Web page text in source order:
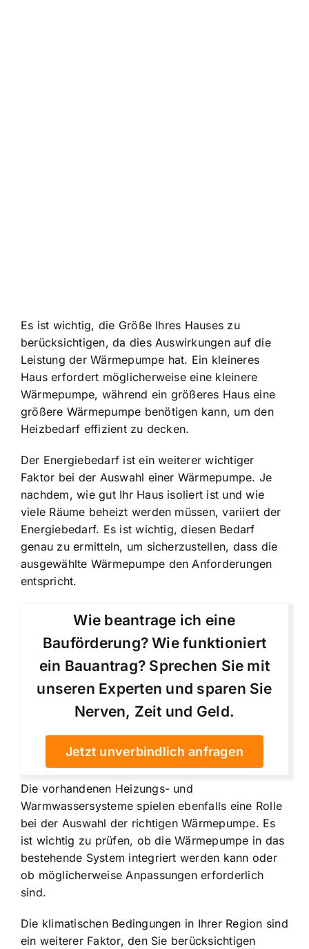
Es ist wichtig, die Größe Ihres Hauses zu
berücksichtigen, da dies Auswirkungen auf die
Leistung der Wärmepumpe hat. Ein kleineres
Haus erfordert möglicherweise eine kleinere
Wärmepumpe, während ein größeres Haus eine
größere Wärmepumpe benötigen kann, um den
Heizbedarf effizient zu decken.
Der Energiebedarf ist ein weiterer wichtiger
Faktor bei der Auswahl einer Wärmepumpe. Je
nachdem, wie gut Ihr Haus isoliert ist und wie
viele Räume beheizt werden müssen, variiert der
Energiebedarf. Es ist wichtig, diesen Bedarf
genau zu ermitteln, um sicherzustellen, dass die
ausgewählte Wärmepumpe den Anforderungen
entspricht.
Wie beantrage ich eine
Bauförderung? Wie funktioniert
ein Bauantrag? Sprechen Sie mit
unseren Experten und sparen Sie
Nerven, Zeit und Geld.
Jetzt unverbindlich anfragen
Die vorhandenen Heizungs- und
Warmwassersysteme spielen ebenfalls eine Rolle
bei der Auswahl der richtigen Wärmepumpe. Es
ist wichtig zu prüfen, ob die Wärmepumpe in das
bestehende System integriert werden kann oder
ob möglicherweise Anpassungen erforderlich
sind.
Die klimatischen Bedingungen in Ihrer Region sind
ein weiterer Faktor, den Sie berücksichtigen